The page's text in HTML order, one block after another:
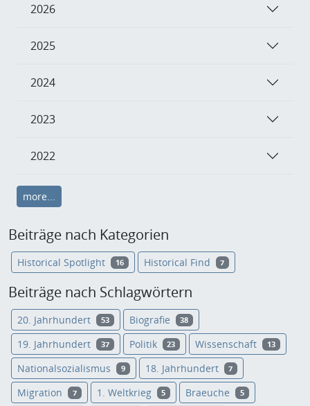
2026
2025
2024
2023
2022
more...
Beiträge nach Kategorien
Historical Spotlight 16 Historical Find 7
Beiträge nach Schlagwörtern
20. Jahrhundert 53 Biografie 38
19. Jahrhundert 37 Politik 23 Wissenschaft 13
Nationalsozialismus 9 18. Jahrhundert 7
Migration 7 1. Weltkrieg 5 Braeuche 5